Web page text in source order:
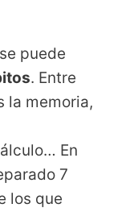
puede
. Entre
la memoria,
En
7
los que